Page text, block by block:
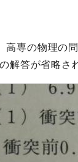
高専の物理の
解答が省略さ